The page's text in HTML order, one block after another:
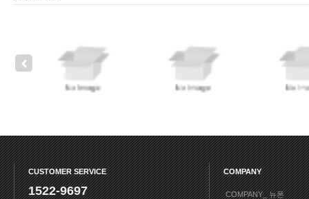
CUSTOMER SERVICE
1522-9697
COMPANY
COMPANY_ 뉴폰